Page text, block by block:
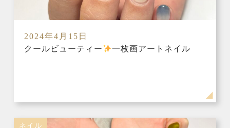
2024年4月15日
クールビューティー
一枚画アートネイル
ネイル